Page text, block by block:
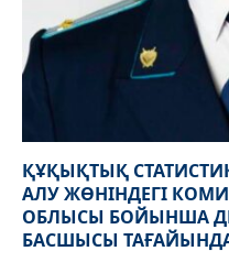
ҚҰҚЫҚТЫҚ
АЛУ ЖӨНІНДЕГІ
ОБЛЫСЫ БОЙЫНША
БАСШЫСЫ